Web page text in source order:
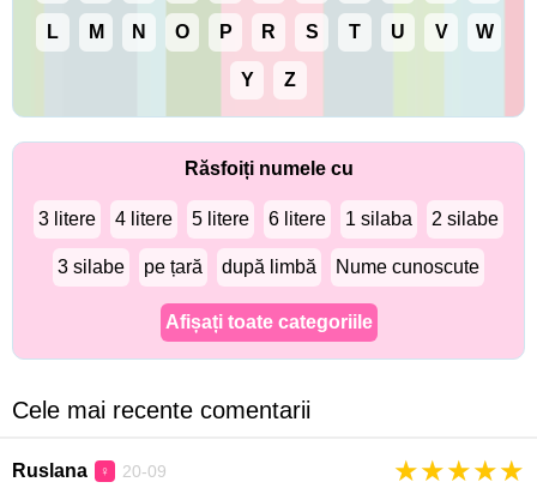
L M N O P R S T U V W
Y Z
Răsfoiți numele cu
3 litere 4 litere 5 litere 6 litere 1 silaba 2 silabe
3 silabe pe țară după limbă Nume cunoscute
Afișați toate categoriile
Cele mai recente comentarii
Ruslana ♀ 20-09 ★★★★★